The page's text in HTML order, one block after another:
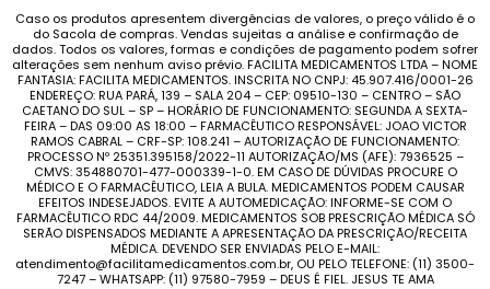
Caso os produtos apresentem divergências de valores, o preço válido é o
do Sacola de compras. Vendas sujeitas a análise e confirmação de
dados. Todos os valores, formas e condições de pagamento podem sofrer
alterações sem nenhum aviso prévio. FACILITA MEDICAMENTOS LTDA – NOME
FANTASIA: FACILITA MEDICAMENTOS. INSCRITA NO CNPJ: 45.907.416/0001-26
ENDEREÇO: RUA PARÁ, 139 – SALA 204 – CEP: 09510-130 – CENTRO – SÃO
CAETANO DO SUL – SP – HORÁRIO DE FUNCIONAMENTO: SEGUNDA A SEXTA-
FEIRA – DAS 09:00 AS 18:00 – FARMACÊUTICO RESPONSÁVEL: JOAO VICTOR
RAMOS CABRAL – CRF-SP: 108.241 – AUTORIZAÇÃO DE FUNCIONAMENTO:
PROCESSO Nº 25351.395158/2022-11 AUTORIZAÇÃO/MS (AFE): 7936525 –
CMVS: 354880701-477-000339-1-0. EM CASO DE DÚVIDAS PROCURE O
MÉDICO E O FARMACÊUTICO, LEIA A BULA. MEDICAMENTOS PODEM CAUSAR
EFEITOS INDESEJADOS. EVITE A AUTOMEDICAÇÃO: INFORME-SE COM O
FARMACÊUTICO RDC 44/2009. MEDICAMENTOS SOB PRESCRIÇÃO MÉDICA SÓ
SERÃO DISPENSADOS MEDIANTE A APRESENTAÇÃO DA PRESCRIÇÃO/RECEITA
MÉDICA. DEVENDO SER ENVIADAS PELO E-MAIL:
atendimento@facilitamedicamentos.com.br, OU PELO TELEFONE: (11) 3500-
7247 – WHATSAPP: (11) 97580-7959 – DEUS É FIEL. JESUS TE AMA